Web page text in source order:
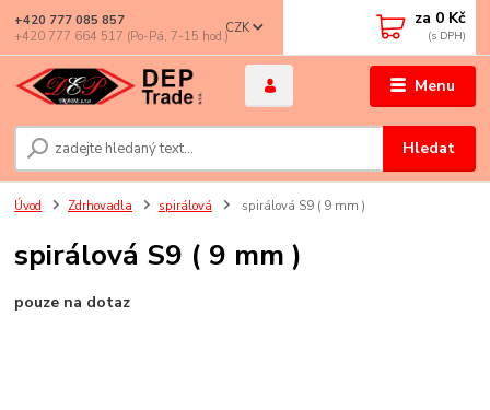
Menu
CZK
Hledat
+420 777 085 857
+420 777 664 517 (Po-Pá, 7-15 hod.)
za 0 Kč
Úvod Zdrhovadla spirálová spirálová S9 ( 9 mm )
spirálová S9 ( 9 mm )
pouze na dotaz